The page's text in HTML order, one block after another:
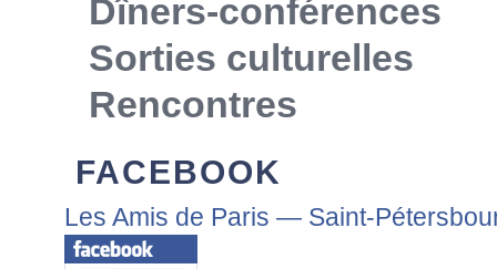
Dîners-conférences
Sorties culturelles
Rencontres
FACEBOOK
Les Amis de Paris — Saint-